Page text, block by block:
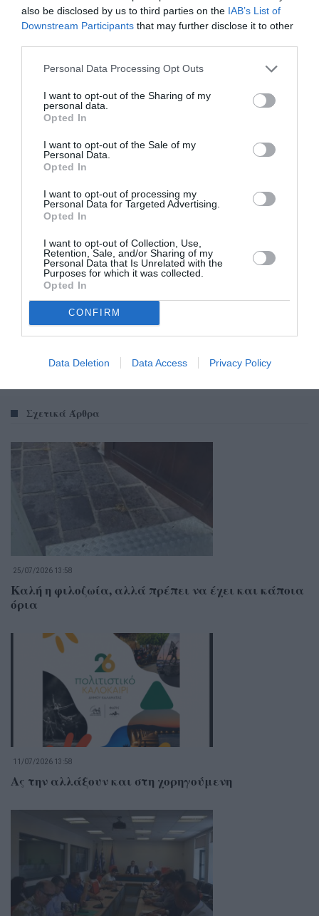
also be disclosed by us to third parties on the IAB’s List of
Downstream Participants that may further disclose it to other
Personal Data Processing Opt Outs
I want to opt-out of the Sharing of my
personal data.
Opted In
I want to opt-out of the Sale of my
Personal Data.
Opted In
I want to opt-out of processing my
Personal Data for Targeted Advertising.
Opted In
I want to opt-out of Collection, Use,
Retention, Sale, and/or Sharing of my
Personal Data that Is Unrelated with the
Purposes for which it was collected.
Opted In
CONFIRM
Data Deletion Data Access Privacy Policy
Σχετικά Άρθρα
25/07/2026 13:58
Καλή η φιλοζωία, αλλά πρέπει να έχει και κάποια
όρια
11/07/2026 13:58
Ας την αλλάξουν και στη χορηγούμενη